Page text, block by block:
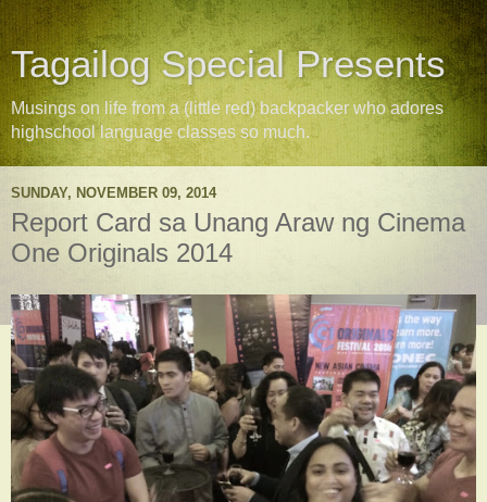
Tagailog Special Presents
Musings on life from a (little red) backpacker who adores
highschool language classes so much.
SUNDAY, NOVEMBER 09, 2014
Report Card sa Unang Araw ng Cinema
One Originals 2014